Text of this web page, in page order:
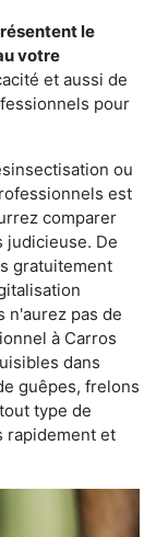
le
votre
et aussi de
pour
ou
est
comparer
judicieuse. De
gratuitement
n'aurez pas de
à Carros
dans
guêpes, frelons
type de
rapidement et